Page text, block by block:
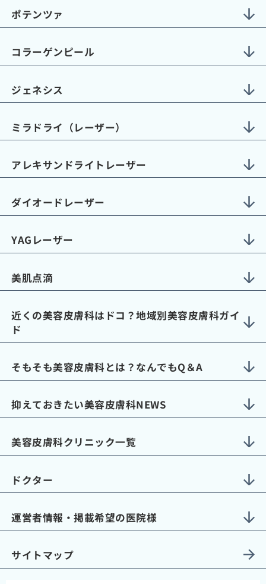
ポテンツァ
コラーゲンピール
ジェネシス
ミラドライ（レーザー）
アレキサンドライトレーザー
ダイオードレーザー
YAGレーザー
美肌点滴
近くの美容皮膚科はドコ？地域別美容皮膚科ガイ
ド
そもそも美容皮膚科とは？なんでもQ＆A
抑えておきたい美容皮膚科NEWS
美容皮膚科クリニック一覧
ドクター
運営者情報・掲載希望の医院様
サイトマップ